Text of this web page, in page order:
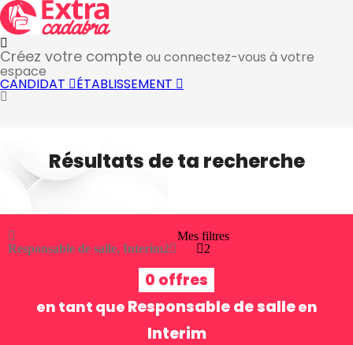
Créez votre compte ou connectez-vous à votre
espace
CANDIDAT ÉTABLISSEMENT
Résultats de ta recherche
Responsable de salle, Interim2
Mes filtres
2
0 offres
en tant que Responsable de salleen
Interim